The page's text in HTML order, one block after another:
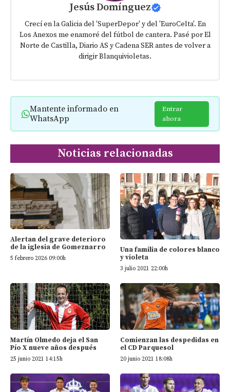
Jesús Domínguez
Crecí en la Galicia del 'SuperDepor' y del 'EuroCelta'. En
Los Anexos me enamoré del fútbol de cantera. Pasé por El
Norte de Castilla, Diario AS y Cadena SER antes de volver a
dirigir Blanquivioletas.
Mantente informado en
WhatsApp
Entrar
ahora
Noticias relacionadas
Alertan del grave deterioro
de la iglesia de Gomeznarro
5 febrero 2026 09:00h
Una familia de colores blanco
y violeta
3 julio 2021 22:00h
Martín Olmedo deja el San
Pío X nueve años después
25 junio 2021 14:15h
Comienzan las despedidas en
el CD Parquesol
20 junio 2021 18:08h